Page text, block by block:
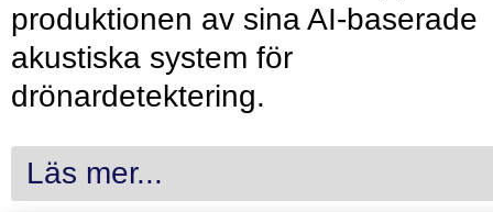
produktionen av sina AI-baserade
akustiska system för
drönardetektering.
Läs mer...